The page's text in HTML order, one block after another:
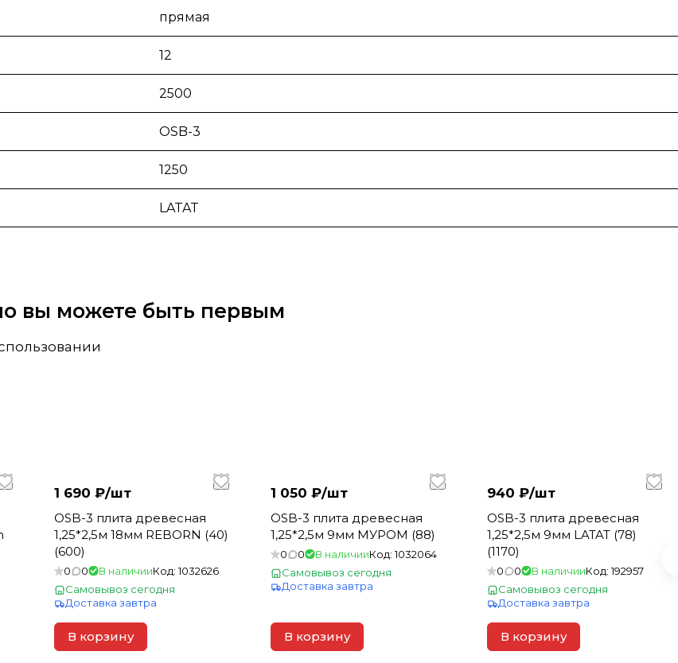
прямая
12
2500
OSB-3
1250
LATAT
вы можете быть первым
1 690 ₽/шт
OSB-3 плита древесная
1,25*2,5м 18мм REBORN (40)
(600)
0 0 В наличииКод:1032626
Самовывоз сегодня
Доставка завтра
В корзину
1 050 ₽/шт
OSB-3 плита древесная
1,25*2,5м 9мм МУРОМ (88)
0 0 В наличииКод:1032064
Самовывоз сегодня
Доставка завтра
В корзину
940 ₽/шт
OSB-3 плита древесная
1,25*2,5м 9мм LATAT (78)
(1170)
0 0 В наличииКод:192957
Самовывоз сегодня
Доставка завтра
В корзину